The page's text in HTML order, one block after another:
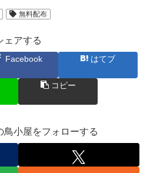
無料配布
ェアする
Facebook はてブ
コピー
鳥小屋をフォローする